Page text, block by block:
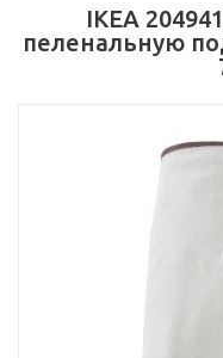
IKEA
пеленальную